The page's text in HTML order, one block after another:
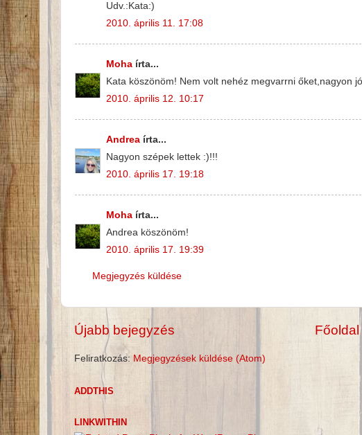
Udv.:Kata:)
2010. április 11. 17:08
Moha írta...
Kata köszönöm! Nem volt nehéz megvarrni őket,nagyon
2010. április 12. 10:17
Andrea írta...
Nagyon szépek lettek :)!!!
2010. április 17. 19:18
Moha írta...
Andrea köszönöm!
2010. április 17. 19:39
Megjegyzés küldése
Újabb bejegyzés Főoldal
Feliratkozás: Megjegyzések küldése (Atom)
ADDTHIS
LINKWITHIN